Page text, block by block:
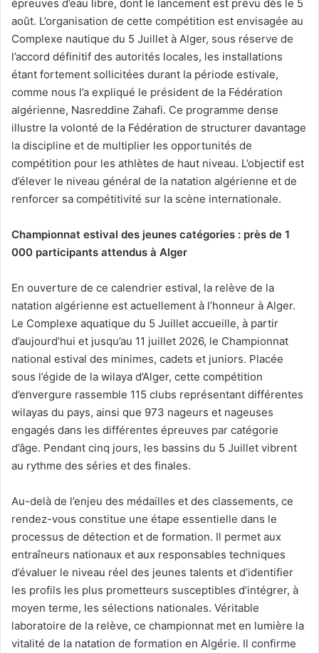
épreuves d’eau libre, dont le lancement est prévu dès le 5
août. L’organisation de cette compétition est envisagée au
Complexe nautique du 5 Juillet à Alger, sous réserve de
l’accord définitif des autorités locales, les installations
étant fortement sollicitées durant la période estivale,
comme nous l’a expliqué le président de la Fédération
algérienne, Nasreddine Zahafi. Ce programme dense
illustre la volonté de la Fédération de structurer davantage
la discipline et de multiplier les opportunités de
compétition pour les athlètes de haut niveau. L’objectif est
d’élever le niveau général de la natation algérienne et de
renforcer sa compétitivité sur la scène internationale.
Championnat estival des jeunes catégories : près de 1
000 participants attendus à Alger
En ouverture de ce calendrier estival, la relève de la
natation algérienne est actuellement à l’honneur à Alger.
Le Complexe aquatique du 5 Juillet accueille, à partir
d’aujourd’hui et jusqu’au 11 juillet 2026, le Championnat
national estival des minimes, cadets et juniors. Placée
sous l’égide de la wilaya d’Alger, cette compétition
d’envergure rassemble 115 clubs représentant différentes
wilayas du pays, ainsi que 973 nageurs et nageuses
engagés dans les différentes épreuves par catégorie
d’âge. Pendant cinq jours, les bassins du 5 Juillet vibrent
au rythme des séries et des finales.
Au-delà de l’enjeu des médailles et des classements, ce
rendez-vous constitue une étape essentielle dans le
processus de détection et de formation. Il permet aux
entraîneurs nationaux et aux responsables techniques
d’évaluer le niveau réel des jeunes talents et d’identifier
les profils les plus prometteurs susceptibles d’intégrer, à
moyen terme, les sélections nationales. Véritable
laboratoire de la relève, ce championnat met en lumière la
vitalité de la natation de formation en Algérie. Il confirme